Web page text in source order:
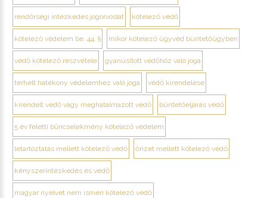
rendőrségi intézkedés jogorvoslat kötelező védő
kötelező védelem be. 44. § mikor kötelező ügyvéd büntetőügyben
védő kötelező részvétele gyanúsított védőhöz való joga
terhelt hatékony védelemhez való joga védő kirendelése
kirendelt védő vagy meghatalmazott védő büntetőeljárás védő
5 év feletti bűncselekmény kötelező védelem
letartóztatás mellett kötelező védő őrizet mellett kötelező védő
kényszerintézkedés és védő
magyar nyelvet nem ismeri kötelező védő